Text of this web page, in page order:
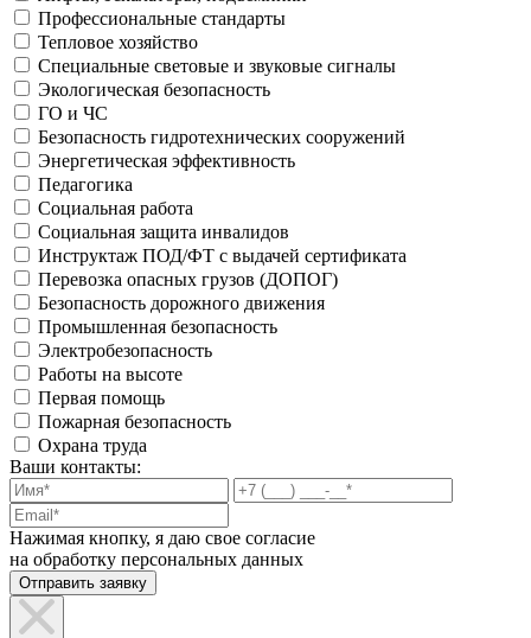
Профессиональные стандарты
Тепловое хозяйство
Специальные световые и звуковые сигналы
Экологическая безопасность
ГО и ЧС
Безопасность гидротехнических сооружений
Энергетическая эффективность
Педагогика
Социальная работа
Социальная защита инвалидов
Инструктаж ПОД/ФТ с выдачей сертификата
Перевозка опасных грузов (ДОПОГ)
Безопасность дорожного движения
Промышленная безопасность
Электробезопасность
Работы на высоте
Первая помощь
Пожарная безопасность
Охрана труда
Ваши контакты:
Нажимая кнопку, я даю свое согласие
на обработку персональных данных